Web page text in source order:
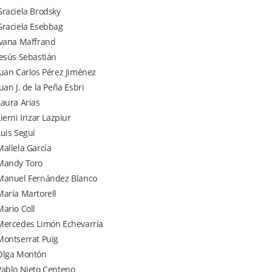
Brodsky
Esebbag
Maffrand
Sebastián
Carlos Pérez Jiménez
J. de la Peña Esbri
Arias
Irizar Lazpiur
Seguí
García
Toro
Fernández Blanco
Martorell
Coll
Limón Echevarría
Puig
Montón
Nieto Centeno